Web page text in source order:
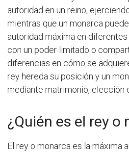
autoridad en un reino,
mientras que un monarca
autoridad máxima en
con un poder limitado o
diferencias en cómo se
rey hereda su posición y un
mediante matrimonio, elección
¿Quién es el rey o
El rey o monarca es la máxima